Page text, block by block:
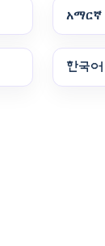
አማርኛ
한국어